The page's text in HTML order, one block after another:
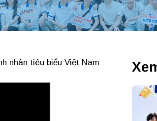
nhân tiêu biểu Việt Nam